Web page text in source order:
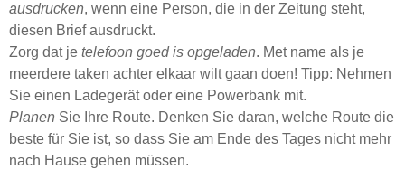
ausdrucken, wenn eine Person, die in der Zeitung steht,
diesen Brief ausdruckt.
Zorg dat je telefoon goed is opgeladen. Met name als je
meerdere taken achter elkaar wilt gaan doen! Tipp: Nehmen
Sie einen Ladegerät oder eine Powerbank mit.
Planen Sie Ihre Route. Denken Sie daran, welche Route die
beste für Sie ist, so dass Sie am Ende des Tages nicht mehr
nach Hause gehen müssen.